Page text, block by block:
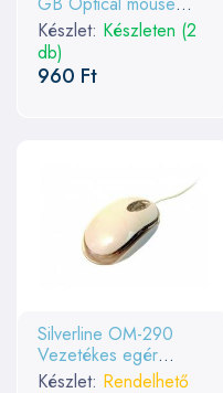
Space Grey/Black
Készlet: Készleten (2
db)
960 Ft
Silverline OM-290
Vezetékes egér
White
Készlet: Rendelhető